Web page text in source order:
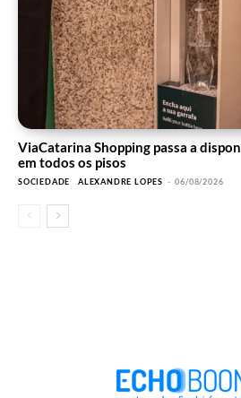
ViaCatarina Shopping passa a
em todos os pisos
SOCIEDADE ALEXANDRE LOPES - 06/08/2026